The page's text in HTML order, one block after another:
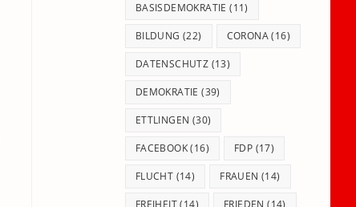
BASISDEMOKRATIE (11)
BILDUNG (22) CORONA(16)
DATENSCHUTZ (13)
DEMOKRATIE (39)
ETTLINGEN (30)
FACEBOOK(16) FDP (17)
FLUCHT (14) FRAUEN (14)
FREIHEIT(14) FRIEDEN (14)